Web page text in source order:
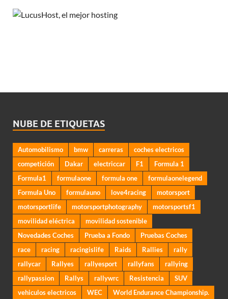
NUBE DE ETIQUETAS
Automobilismo bmw carreras
coches electricos
competición
Dakar electriccar F1
Formula 1
Formula1
formulaone formula one
formulaonelegend
Formula Uno
formulauno love4racing
motorsport
motorsportlife
motorsportphotography
motorsportsf1
movilidad eléctrica
movilidad sostenible
Novedades Coches
Prueba a Fondo
Pruebas Coches
race
racing racingislife Raids Rallies
rally
rallycar
Rallyes rallyesport rallyfans
rallying
rallypassion
Rallys rallywrc Resistencia
SUV
vehiculos electricos
WEC
World Endurance Championship.